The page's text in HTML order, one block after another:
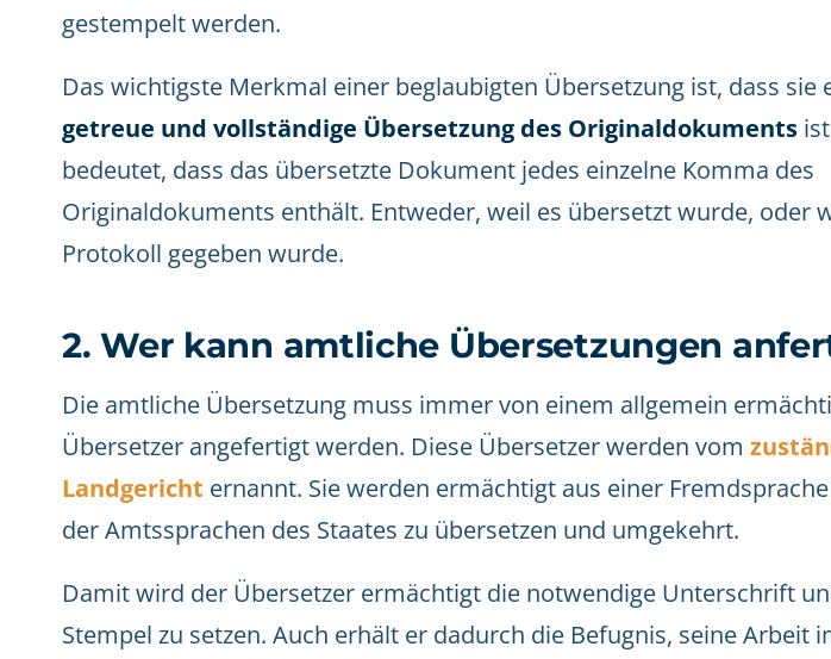
gestempelt werden.
Das wichtigste Merkmal einer beglaubigten Übersetzung ist, dass sie
getreue und vollständige Übersetzung des Originaldokuments
bedeutet, dass das übersetzte Dokument jedes einzelne Komma des
Originaldokuments enthält. Entweder, weil es übersetzt wurde, oder
Protokoll gegeben wurde.
2. Wer kann amtliche Übersetzungen
Die amtliche Übersetzung muss immer von einem allgemein
Übersetzer angefertigt werden. Diese Übersetzer werden vom
Landgericht ernannt. Sie werden ermächtigt aus einer
der Amtssprachen des Staates zu übersetzen und umgekehrt.
Damit wird der Übersetzer ermächtigt die notwendige Unterschrift
Stempel zu setzen. Auch erhält er dadurch die Befugnis, seine Arbeit